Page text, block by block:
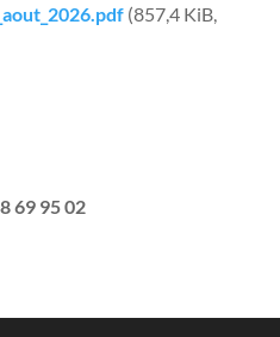
(857,4 KiB,
69 95 02